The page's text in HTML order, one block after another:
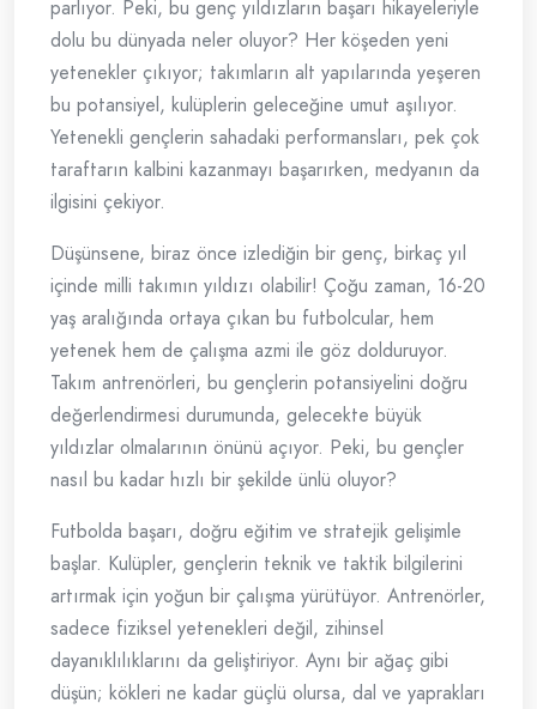
parlıyor. Peki, bu genç yıldızların başarı hikayeleriyle
dolu bu dünyada neler oluyor? Her köşeden yeni
yetenekler çıkıyor; takımların alt yapılarında yeşeren
bu potansiyel, kulüplerin geleceğine umut aşılıyor.
Yetenekli gençlerin sahadaki performansları, pek çok
taraftarın kalbini kazanmayı başarırken, medyanın da
ilgisini çekiyor.
Düşünsene, biraz önce izlediğin bir genç, birkaç yıl
içinde milli takımın yıldızı olabilir! Çoğu zaman, 16-20
yaş aralığında ortaya çıkan bu futbolcular, hem
yetenek hem de çalışma azmi ile göz dolduruyor.
Takım antrenörleri, bu gençlerin potansiyelini doğru
değerlendirmesi durumunda, gelecekte büyük
yıldızlar olmalarının önünü açıyor. Peki, bu gençler
nasıl bu kadar hızlı bir şekilde ünlü oluyor?
Futbolda başarı, doğru eğitim ve stratejik gelişimle
başlar. Kulüpler, gençlerin teknik ve taktik bilgilerini
artırmak için yoğun bir çalışma yürütüyor. Antrenörler,
sadece fiziksel yetenekleri değil, zihinsel
dayanıklılıklarını da geliştiriyor. Aynı bir ağaç gibi
düşün; kökleri ne kadar güçlü olursa, dal ve yaprakları